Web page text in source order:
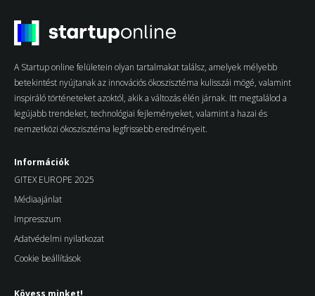
A Startup online felületein olyan tartalmakat találsz, amelyek mélyebb
betekintést nyújtanak az innovációs ökoszisztéma kulisszái mögé, valamint
inspiráló történeteket azoktól, akik a változás élén járnak. Itt megtalálod a
legújabb trendeket, technológiai fejleményeket, valamint a hazai és
nemzetközi ökoszisztéma legfrissebb eredményeit.
Információk
GITEX EUROPE 2025
Médiaajánlat
Impresszum
Adatvédelmi nyilatkozat
Cookie beállítások
Kövess minket!